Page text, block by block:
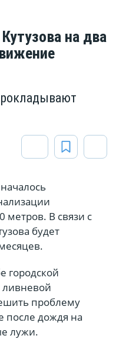
на два
метров. В связи с
будет
городской
проблему
после дождя на
лужи.